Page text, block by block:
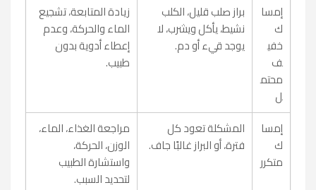
إمسا
ك
خفي
ف
محتم
ل
براز صلب قليل، الكلب
نشيط، يأكل ويشرب، لا
يوجد قيء أو دم.
زيادة المتابعة، تشجيع
الماء والحركة، وعدم
إعطاء أدوية بدون
طبيب.
إمسا
ك
متكرر
المشكلة تعود كل
فترة، أو البراز غالبًا جاف.
مراجعة الغذاء، الماء،
الوزن، الحركة،
واستشارة الطبيب
لتحديد السبب.